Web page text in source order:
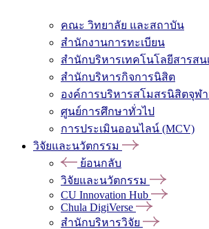
คณะ วิทยาลัย และสถาบัน
สำนักงานการทะเบียน
สำนักบริหารเทคโนโลยีสารสน
สำนักบริหารกิจการนิสิต
องค์การบริหารสโมสรนิสิตจุฬา
ศูนย์การศึกษาทั่วไป
การประเมินออนไลน์ (MCV)
วิจัยและนวัตกรรม
ย้อนกลับ
วิจัยและนวัตกรรม
CU Innovation Hub
Chula DigiVerse
สำนักบริหารวิจัย